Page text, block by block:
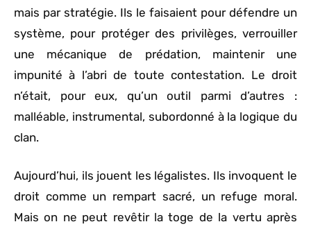
mais par stratégie. Ils le faisaient pour défendre un
système, pour protéger des privilèges, verrouiller
une mécanique de prédation, maintenir une
impunité à l’abri de toute contestation. Le droit
n’était, pour eux, qu’un outil parmi d’autres :
malléable, instrumental, subordonné à la logique du
clan.
Aujourd’hui, ils jouent les légalistes. Ils invoquent le
droit comme un rempart sacré, un refuge moral.
Mais on ne peut revêtir la toge de la vertu après